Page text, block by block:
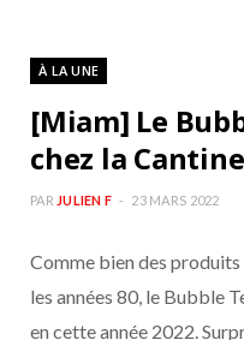
À LA UNE
[Miam] Le
chez la
PAR JULIEN F 23 MARS 2022
Comme bien des
les années 80, le Bubble
en cette année 2022.